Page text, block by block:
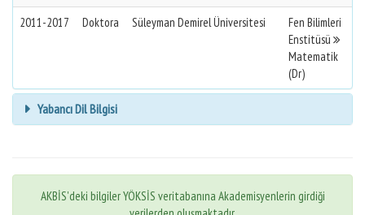
2011-2017
Doktora Süleyman Demirel Üniversitesi
Fen Bilimleri
Enstitüsü
Matematik
(Dr)
Yabancı Dil Bilgisi
AKBİS'deki bilgiler YÖKSİS veritabanına Akademisyenlerin girdiği